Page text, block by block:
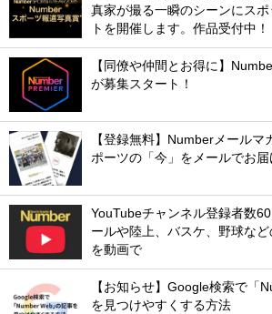
真家が撮る一瞬のシーンにス
トを開催します。作品受付中！
【同僚や仲間とお得に】
が募集スタート！
【登録無料】Numberメールマ
ポーツの「今」をメールでお届
YouTubeチャンネル登録者数
ールや陸上、バスケ、野球な
を動画で
【お知らせ】Google検索で「
を見つけやすくする方法